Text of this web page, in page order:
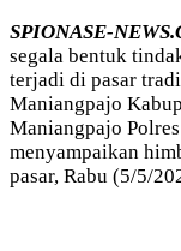
SPIONASE-
segala bentuk
terjadi di pasar
Maniangpajo
Maniangpajo
menyampaikan
pasar, Rabu (5/5/